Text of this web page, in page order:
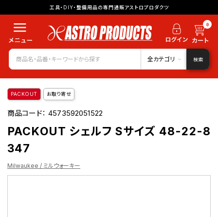
工具・DIY・整備用品の専門通販アストロプロダクツ
0
全カテゴリ 検索
PACKOUT お取り寄せ
商品コード：4573592051522
PACKOUT シェルフ Sサイズ 48-22-8
347
Milwaukee / ミルウォーキー